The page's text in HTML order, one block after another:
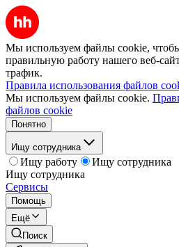
Мы используем файлы cookie,
правильную работу нашего веб-
трафик.
Правила использования файлов
Мы используем файлы cookie.
файлов cookie
Понятно
Ищу сотрудника
Ищу работу
Ищу сотрудника
Ищу сотрудника
Сервисы
Помощь
Ещё
Поиск